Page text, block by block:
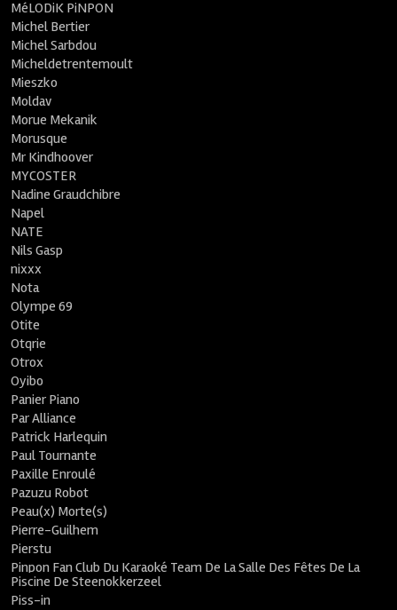
MéLODiK PiNPON
Michel Bertier
Michel Sarbdou
Micheldetrentemoult
Mieszko
Moldav
Morue Mekanik
Morusque
Mr Kindhoover
MYCOSTER
Nadine Graudchibre
Napel
NATE
Nils Gasp
nixxx
Nota
Olympe 69
Otite
Otqrie
Otrox
Oyibo
Panier Piano
Par Alliance
Patrick Harlequin
Paul Tournante
Paxille Enroulé
Pazuzu Robot
Peau(x) Morte(s)
Pierre-Guilhem
Pierstu
Pinpon Fan Club Du Karaoké Team De La Salle Des Fêtes De La
Piscine De Steenokkerzeel
Piss-in